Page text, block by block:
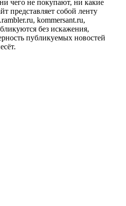
чего не покупают, ни какие
представляет собой ленту
kommersant.ru,
без искажения,
публикуемых новостей